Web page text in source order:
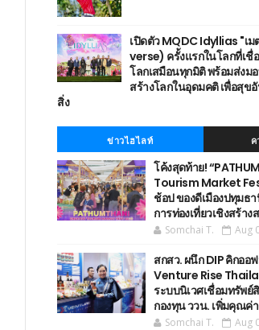
เปิดตัว MQDC Idyllias "เ
verse) ครั้งแรกในโลกที่เชื่
โลกเสมือนทุกมิติ พร้อมส่งม
สร้างโลกในอุดมคติ เพื่อสุข
สิ่ง
ข่าวไฮไลท์
โค้งสุดท้าย!
Tourism Market
ช้อป ของดีเมืองปทุมธ
การท่องเที่ยวเชิงสร้า
Somchai T. Aug
สกสว. ผนึก DIP คิกออ
Venture Rise
ระบบนิเวศเชื่อมทรัพ
กองทุน ววน. เพิ่มคุณค่
Somchai T. Aug